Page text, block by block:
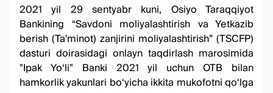
2021 yil 29 sentyabr kuni, Osiyo Taraqqiyot
Bankining “Savdoni moliyalashtirish va Yetkazib
berish (Ta'minot) zanjirini moliyalashtirish” (TSCFP)
dasturi doirasidagi onlayn taqdirlash marosimida
"Ipak Yo‘li" Banki 2021 yil uchun OTB bilan
hamkorlik yakunlari bo‘yicha ikkita mukofotni qo‘lga